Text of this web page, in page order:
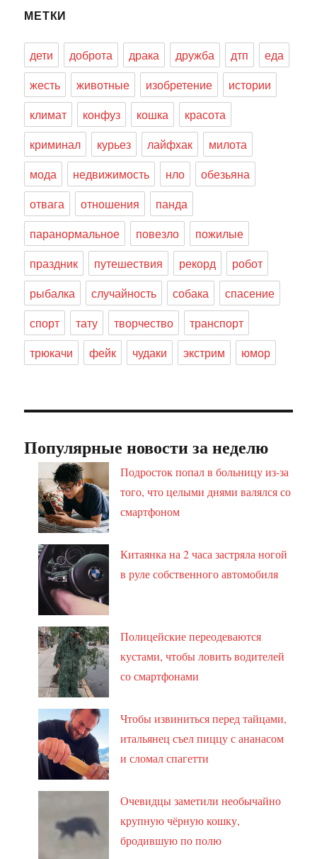
МЕТКИ
дети доброта драка дружба дтп
еда
жесть
животные изобретение
истории
климат
конфуз кошка
красота
криминал
курьез лайфхак
милота
мода
недвижимость нло
обезьяна
отвага
отношения
панда
паранормальное
повезло
пожилые
праздник
путешествия рекорд
робот
рыбалка
случайность собака
спасение
спорт
тату творчество
транспорт
трюкачи
фейк чудаки экстрим юмор
Популярные новости за неделю
Подросток попал в больницу из-за
того, что целыми днями валялся со
смартфоном
Китаянка на 2 часа застряла ногой
в руле собственного автомобиля
Полицейские переодеваются
кустами, чтобы ловить водителей
со смартфонами
Чтобы извиниться перед тайцами,
итальянец съел пиццу с ананасом
и сломал спагетти
Очевидцы заметили необычайно
крупную чёрную кошку,
бродившую по полю